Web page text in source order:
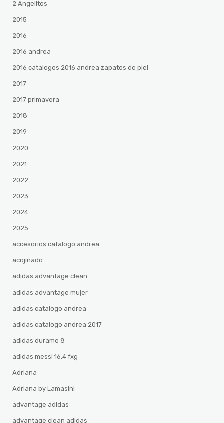
2 Angelitos
2015
2016
2016 andrea
2016 catalogos 2016 andrea zapatos de piel
2017
2017 primavera
2018
2019
2020
2021
2022
2023
2024
2025
accesorios catalogo andrea
acojinado
adidas advantage clean
adidas advantage mujer
adidas catalogo andrea
adidas catalogo andrea 2017
adidas duramo 8
adidas messi 16.4 fxg
Adriana
Adriana by Lamasini
advantage adidas
advantage clean adidas